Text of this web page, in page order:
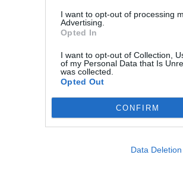
I want to opt-out of processing
Advertising.
Opted In
I want to opt-out of Collection,
of my Personal Data that Is
was collected.
Opted Out
CONFIRM
Data Deletion